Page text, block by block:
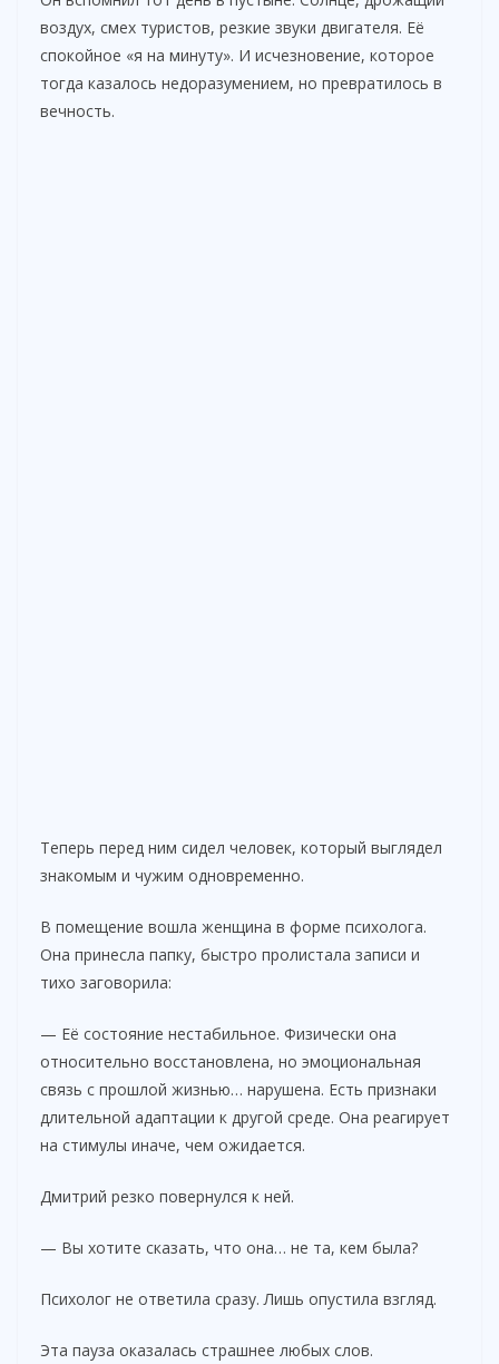
воздух, смех туристов, резкие звуки двигателя. Её
спокойное «я на минуту». И исчезновение, которое
тогда казалось недоразумением, но превратилось в
вечность.
Теперь перед ним сидел человек, который выглядел
знакомым и чужим одновременно.
В помещение вошла женщина в форме психолога.
Она принесла папку, быстро пролистала записи и
тихо заговорила:
— Её состояние нестабильное. Физически она
относительно восстановлена, но эмоциональная
связь с прошлой жизнью… нарушена. Есть признаки
длительной адаптации к другой среде. Она реагирует
на стимулы иначе, чем ожидается.
Дмитрий резко повернулся к ней.
— Вы хотите сказать, что она… не та, кем была?
Психолог не ответила сразу. Лишь опустила взгляд.
Эта пауза оказалась страшнее любых слов.